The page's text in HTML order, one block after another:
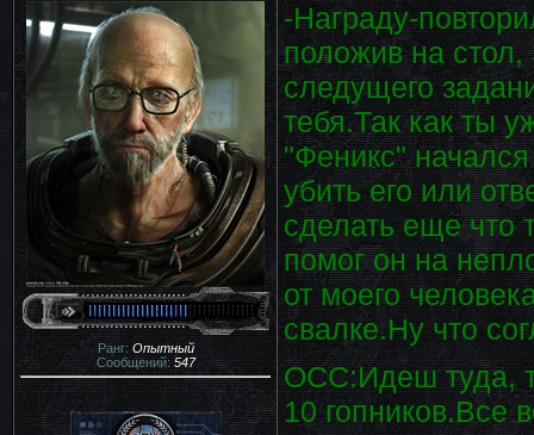
Ранг: Опытный
Сообщений:547
-Награду-
положив на
следущего
тебя.Так как ты
"Феникс"
убить его или
сделать еще что
помог он на
от моего
свалке.Ну что
ОСС:Идеш туда,
10 гопников.Все